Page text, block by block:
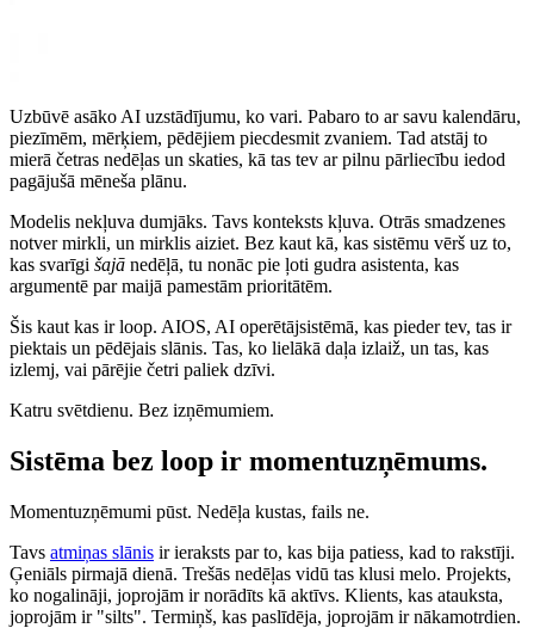
Uzbūvē asāko AI uzstādījumu, ko vari. Pabaro to ar savu kalendāru,
piezīmēm, mērķiem, pēdējiem piecdesmit zvaniem. Tad atstāj to
mierā četras nedēļas un skaties, kā tas tev ar pilnu pārliecību iedod
pagājušā mēneša plānu.
Modelis nekļuva dumjāks. Tavs konteksts kļuva. Otrās smadzenes
notver mirkli, un mirklis aiziet. Bez kaut kā, kas sistēmu vērš uz to,
kas svarīgi šajā nedēļā, tu nonāc pie ļoti gudra asistenta, kas
argumentē par maijā pamestām prioritātēm.
Šis kaut kas ir loop. AIOS, AI operētājsistēmā, kas pieder tev, tas ir
piektais un pēdējais slānis. Tas, ko lielākā daļa izlaiž, un tas, kas
izlemj, vai pārējie četri paliek dzīvi.
Katru svētdienu. Bez izņēmumiem.
Sistēma bez loop ir momentuzņēmums.
Momentuzņēmumi pūst. Nedēļa kustas, fails ne.
Tavs atmiņas slānis ir ieraksts par to, kas bija patiess, kad to rakstīji.
Ģeniāls pirmajā dienā. Trešās nedēļas vidū tas klusi melo. Projekts,
ko nogalināji, joprojām ir norādīts kā aktīvs. Klients, kas atauksta,
joprojām ir "silts". Termiņš, kas paslīdēja, joprojām ir nākamotrdien.